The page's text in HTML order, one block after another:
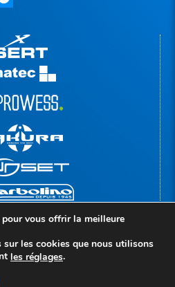
2026 |
vous offrir la meilleure
sur les cookies que nous utilisons
les réglages.